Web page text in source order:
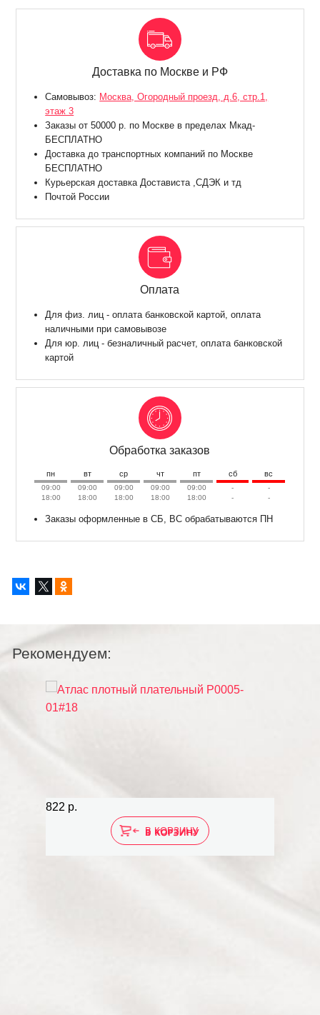
Доставка по Москве и РФ
Самовывоз: Москва, Огородный проезд, д.6, стр.1,
этаж 3
Заказы от 50000 р. по Москве в пределах Мкад-
БЕСПЛАТНО
Доставка до транспортных компаний по Москве
БЕСПЛАТНО
Курьерская доставка Достависта ,СДЭК и тд
Почтой России
Оплата
Для физ. лиц - оплата банковской картой, оплата
наличными при самовывозе
Для юр. лиц - безналичный расчет, оплата банковской
картой
Обработка заказов
пн вт ср чт пт сб вс
09:00
18:00
09:00
18:00
09:00
18:00
09:00
18:00
09:00
18:00
-
-
-
-
Заказы оформленные в СБ, ВС обрабатываются ПН
Рекомендуем:
822 р.
В КОРЗИНУ